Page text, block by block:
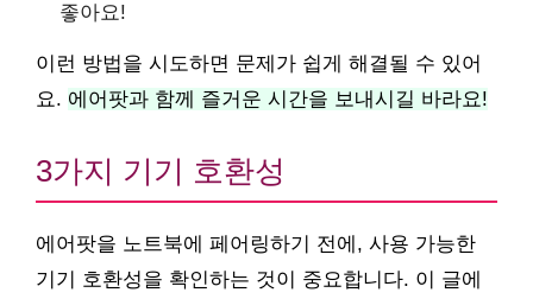
좋아요!
이런 방법을 시도하면 문제가 쉽게 해결될 수 있어
요. 에어팟과 함께 즐거운 시간을 보내시길 바라요!
3가지 기기 호환성
에어팟을 노트북에 페어링하기 전에, 사용 가능한
기기 호환성을 확인하는 것이 중요합니다. 이 글에